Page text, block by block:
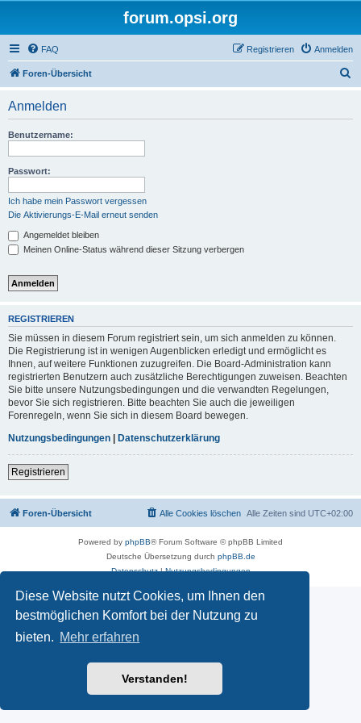
Diese Website nutzt Cookies, um Ihnen den
bestmöglichen Komfort bei der Nutzung zu
bieten. Mehr erfahren
Verstanden!
forum.opsi.org
FAQ Anmelden
Registrieren
Foren-Übersicht
Anmelden
Benutzername:
Passwort:
Ich habe mein Passwort vergessen
Die Aktivierungs-E-Mail erneut senden
Angemeldet bleiben
Meinen Online-Status während dieser Sitzung verbergen
REGISTRIEREN
Sie müssen in diesem Forum registriert sein, um sich anmelden zu können.
Die Registrierung ist in wenigen Augenblicken erledigt und ermöglicht es
Ihnen, auf weitere Funktionen zuzugreifen. Die Board-Administration kann
registrierten Benutzern auch zusätzliche Berechtigungen zuweisen. Beachten
Sie bitte unsere Nutzungsbedingungen und die verwandten Regelungen,
bevor Sie sich registrieren. Bitte beachten Sie auch die jeweiligen
Forenregeln, wenn Sie sich in diesem Board bewegen.
Nutzungsbedingungen | Datenschutzerklärung
Registrieren
Foren-Übersicht Alle Zeiten sind UTC+02:00
Alle Cookies löschen
Powered by phpBB® Forum Software © phpBB Limited
Deutsche Übersetzung durch phpBB.de
Datenschutz|Nutzungsbedingungen